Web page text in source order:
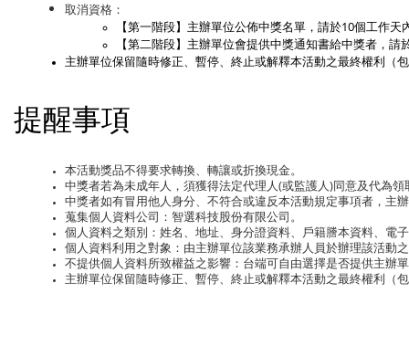
取消資格：
【第一階段】主辦單位公佈中獎名單，請於10個工作
【第二階段】主辦單位會提供中獎通知書給中獎者，
主辦單位保留隨時修正、暫停、終止或解釋本活動之最終權利（
提醒事項
本活動獎品不得要求轉換、轉讓或折換現金。
中獎者若為未成年人，須獲得法定代理人(或監護人)同意及代為
中獎者如有冒用他人身分、不符合或違反本活動規定事項者，主
蒐集個人資料公司：智選科技股份有限公司。
個人資料之類別：姓名、地址、身分證資料、戶籍謄本資料、電
個人資料利用之對象：由主辦單位該業務承辦人員於辦理該活動
不提供個人資料所致權益之影響：台端可自由選擇是否提供主辦
主辦單位保留隨時修正、暫停、終止或解釋本活動之最終權利（